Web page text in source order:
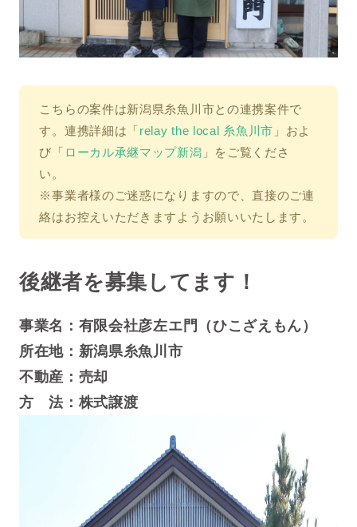
こちらの案件は新潟県糸魚川市との連携案件で
す。連携詳細は「relay the local 糸魚川市 」 およ
び「 ローカル承継マップ新潟 」をご覧くださ
い。
※事業者様のご迷惑になりますので、直接のご連
絡はお控えいただきますようお願いいたします。
後継者を募集してます！
事業名：有限会社彦左エ門（ひこざえもん）
所在地：新潟県糸魚川市
不動産：売却
方 法：株式譲渡